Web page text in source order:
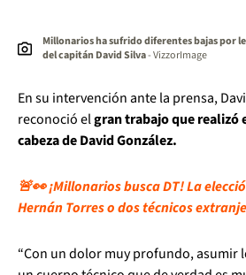
Millonarios ha sufrido diferentes bajas por
del capitán David Silva- VizzorImage
En su intervención ante la prensa,
reconoció elgran trabajo que realizó
cabeza de David González.
🚨👀 ¡Millonarios busca DT! La
Hernán Torres o dos técnicos
“Con un dolor muy profundo, asumir